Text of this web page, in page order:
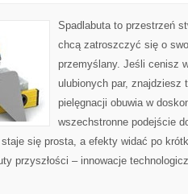
Spadlabuta to przestrzeń
chcą zatroszczyć się o
przemyślany. Jeśli cenisz
ulubionych par, znajdziesz
pielęgnacji obuwia w
wszechstronne podejście
staje się prosta, a efekty widać po
przyszłości – innowacje